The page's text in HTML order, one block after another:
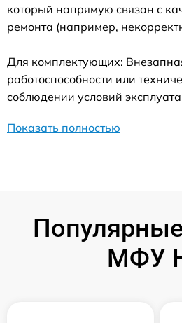
который напрямую связан с
ремонта (например,
Для комплектующих:
работоспособности или
соблюдении условий
Показать полностью
МФУ